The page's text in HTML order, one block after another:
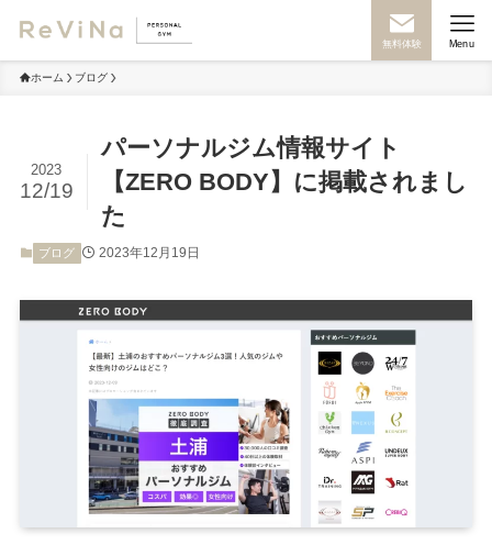
無料体験 Menu
ホーム ブログ
パーソナルジム情報サイト
【ZERO BODY】に掲載されまし
た
2023
12/19
ブログ 2023年12月19日